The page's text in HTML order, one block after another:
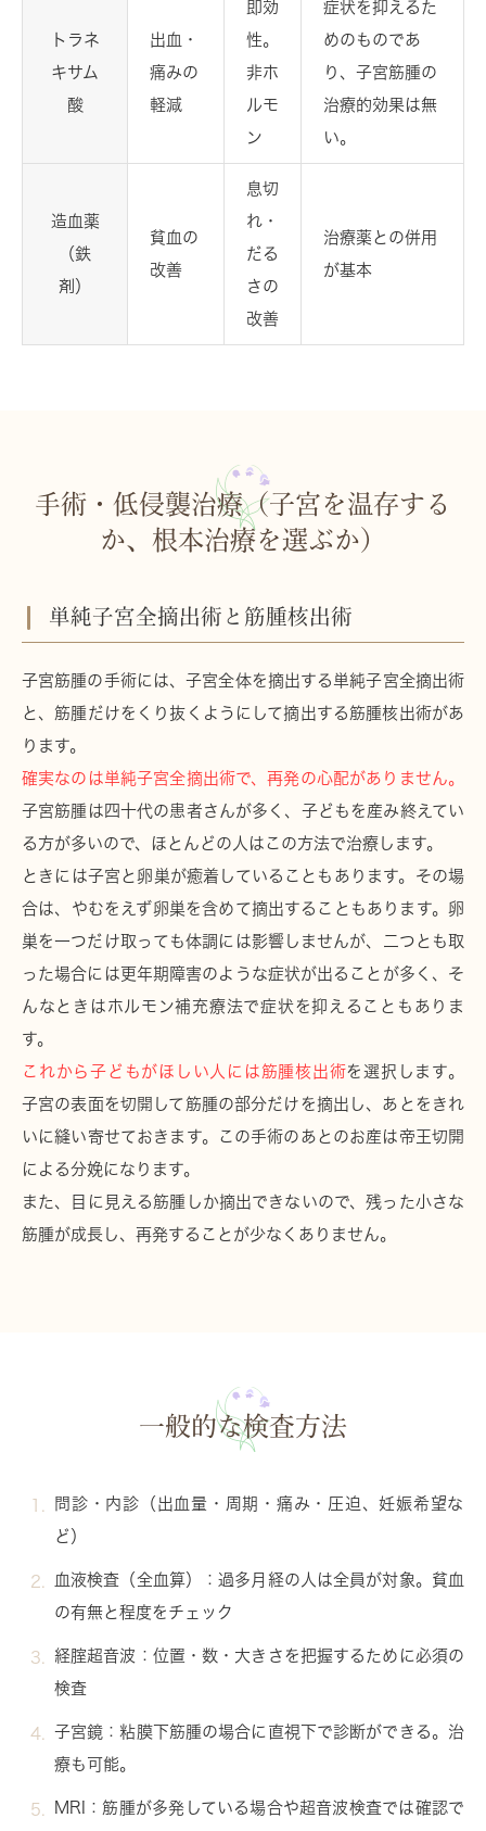
トラネ
キサム
酸
出血・
痛みの
軽減
即効
性。
非ホ
ルモ
ン
症状を抑えるた
めのものであ
り、子宮筋腫の
治療的効果は無
い。
造血薬
（鉄
剤）
貧血の
改善
息切
れ・
だる
さの
改善
治療薬との併用
が基本
手術・低侵襲治療（子宮を温存する
か、根本治療を選ぶか）
単純子宮全摘出術と筋腫核出術
子宮筋腫の手術には、子宮全体を摘出する単純子宮全摘出術
と、筋腫だけをくり抜くようにして摘出する筋腫核出術があ
ります。
確実なのは単純子宮全摘出術で、再発の心配がありません。
子宮筋腫は四十代の患者さんが多く、子どもを産み終えてい
る方が多いので、ほとんどの人はこの方法で治療します。
ときには子宮と卵巣が癒着していることもあります。その場
合は、やむをえず卵巣を含めて摘出することもあります。卵
巣を一つだけ取っても体調には影響しませんが、二つとも取
った場合には更年期障害のような症状が出ることが多く、そ
んなときはホルモン補充療法で症状を抑えることもありま
す。
これから子どもがほしい人には筋腫核出術を選択します。
子宮の表面を切開して筋腫の部分だけを摘出し、あとをきれ
いに縫い寄せておきます。この手術のあとのお産は帝王切開
による分娩になります。
また、目に見える筋腫しか摘出できないので、残った小さな
筋腫が成長し、再発することが少なくありません。
一般的な検査方法
問診・内診 （出血量・周期・痛み・圧迫、妊娠希望な
ど）
血液検査（全血算） ：過多月経の人は全員 が対象。貧血
の有無と程度をチェック
経腟超音波 ：位置・数・大きさを把握するために必須の
検査
子宮鏡 ：粘膜下筋腫の場合に直視下で診断ができる。治
療も可能。
MRI
：筋腫が多発している場合や超音波検査では確認で